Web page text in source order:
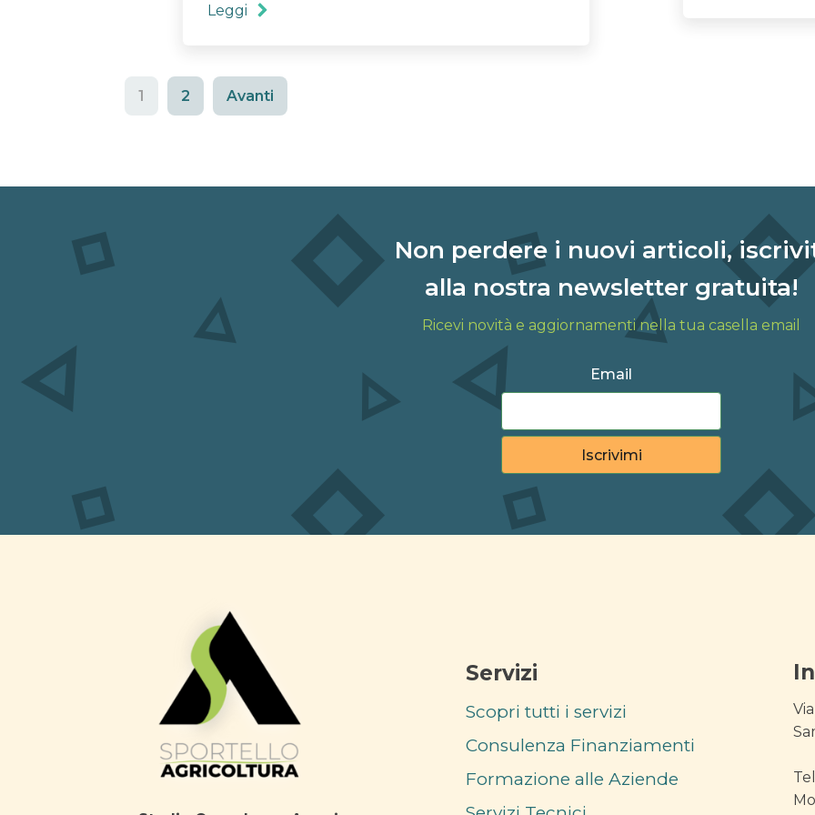
Leggi
1 2 Avanti
Non perdere i nuovi articoli,
alla nostra newsletter gratuita!
Ricevi novità e aggiornamenti nella tua casella email
Email
Servizi
Scopri tutti i servizi
Consulenza Finanziamenti
Formazione alle Aziende